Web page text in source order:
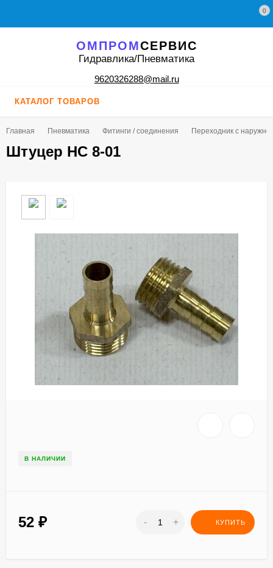
0
ОМПРОМСЕРВИС
Гидравлика/Пневматика
9620326288@mail.ru
КАТАЛОГ ТОВАРОВ
Главная Пневматика Фитинги / соединения Переходник с
Штуцер НС 8-01
В НАЛИЧИИ
52 ₽ - + КУПИТЬ